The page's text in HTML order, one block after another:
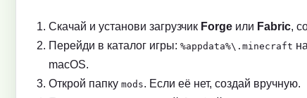
Скачай и установи загрузчик Forge или Fabric,
Перейди в каталог игры: %appdata%\.minecraft
macOS.
Открой папку mods. Если её нет, создай вручную.